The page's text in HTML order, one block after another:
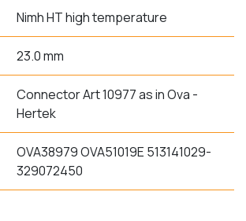
Nimh HT high temperature
23.0 mm
Connector Art 10977 as in Ova -
Hertek
OVA38979 OVA51019E 513141029-
329072450